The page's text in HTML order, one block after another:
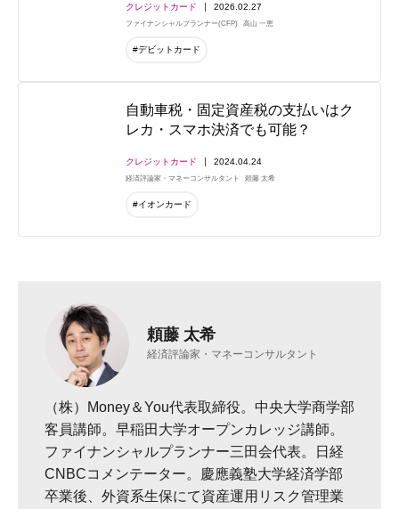
クレジットカード 2026.02.27
ファイナンシャルプランナー(CFP) 高山 一恵
#デビットカード
自動車税・固定資産税の支払いはク
レカ・スマホ決済でも可能？
クレジットカード 2024.04.24
経済評論家・マネーコンサルタント 頼藤 太希
#イオンカード
頼藤 太希
経済評論家・マネーコンサルタント
（株）Money＆You代表取締役。中央大学商学部
客員講師。早稲田大学オープンカレッジ講師。
ファイナンシャルプランナー三田会代表。日経
CNBCコメンテーター。慶應義塾大学経済学部
卒業後、外資系生保にて資産運用リスク管理業